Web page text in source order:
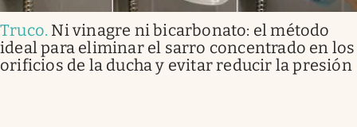
Truco. Ni vinagre ni bicarbonato: el método
ideal para eliminar el sarro concentrado en los
orificios de la ducha y evitar reducir la presión